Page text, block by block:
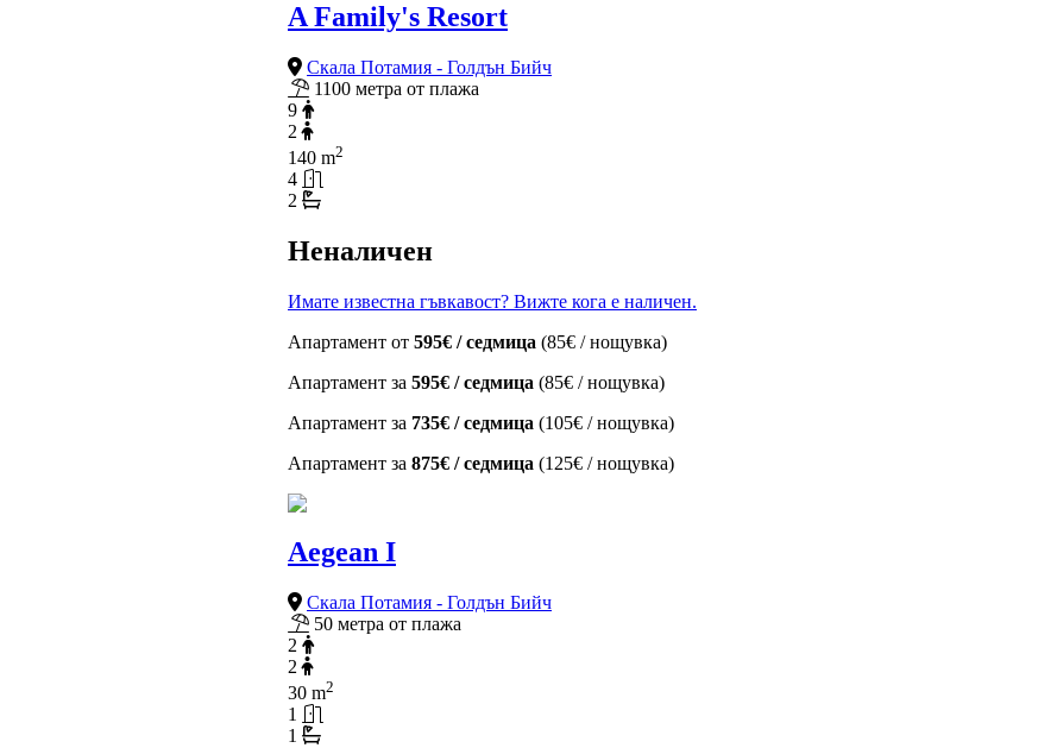
A Family's Resort
Скала Потамия - Голдън Бийч
1100 метра от плажа
9
2
140 m2
4
2
Неналичен
Имате известна гъвкавост? Вижте кога е наличен.
Апартамент от 595€ / седмица (85€ / нощувка)
Апартамент за 595€ / седмица (85€ / нощувка)
Апартамент за 735€ / седмица (105€ / нощувка)
Апартамент за 875€ / седмица (125€ / нощувка)
Aegean I
Скала Потамия - Голдън Бийч
50 метра от плажа
2
2
30 m2
1
1